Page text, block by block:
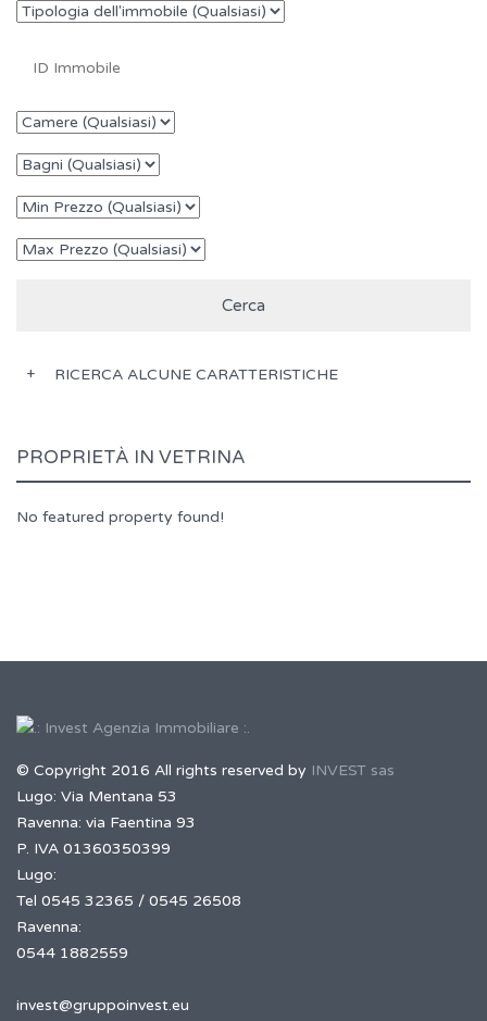
RICERCA ALCUNE CARATTERISTICHE
PROPRIETÀ IN VETRINA
No featured property found!
© Copyright 2016 All rights reserved by INVEST sas
Lugo: Via Mentana 53
Ravenna: via Faentina 93
P. IVA 01360350399
Lugo:
Tel 0545 32365 / 0545 26508
Ravenna:
0544 1882559
invest@gruppoinvest.eu